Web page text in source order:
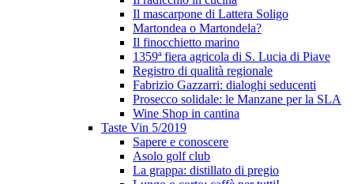
Il mascarpone di Lattera Soligo
Martondea o Martondela?
Il finocchietto marino
1359ª fiera agricola di S. Lucia di Piave
Registro di qualità regionale
Fabrizio Gazzarri: dialoghi seducenti
Prosecco solidale: le Manzane per la SLA
Wine Shop in cantina
Taste Vin 5/2019
Sapere e conoscere
Asolo golf club
La grappa: distillato di pregio